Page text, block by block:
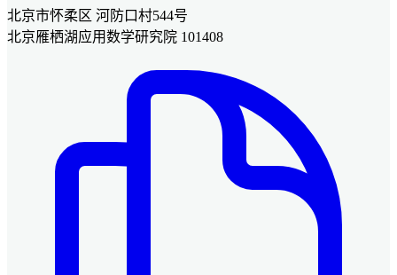
北京市怀柔区 河防口村544号
北京雁栖湖应用数学研究院 101408